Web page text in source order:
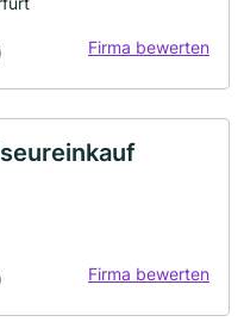
Firma bewerten
Firma bewerten